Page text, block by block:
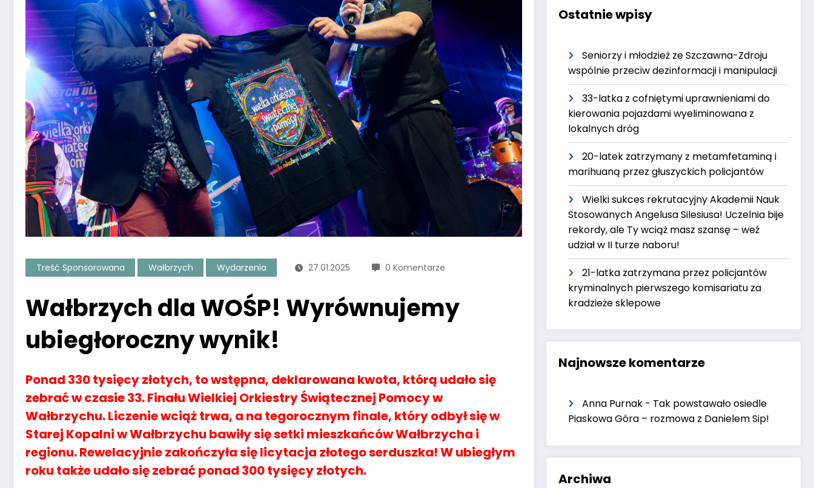
Treść Sponsorowana Wałbrzych Wydarzenia 27.01.2025 0 Komentarze
Wałbrzych dla WOŚP! Wyrównujemy
ubiegłoroczny wynik!
Ponad 330 tysięcy złotych, to wstępna, deklarowana kwota, którą udało się
zebrać w czasie 33. Finału Wielkiej Orkiestry Świątecznej Pomocy w
Wałbrzychu. Liczenie wciąż trwa, a na tegorocznym finale, który odbył się w
Starej Kopalni w Wałbrzychu bawiły się setki mieszkańców Wałbrzycha i
regionu. Rewelacyjnie zakończyła się licytacja złotego serduszka! W ubiegłym
roku także udało się zebrać ponad 300 tysięcy złotych.
Ostatnie wpisy
Seniorzy i młodzież ze Szczawna-Zdroju
wspólnie przeciw dezinformacji i manipulacji
33-latka z cofniętymi uprawnieniami do
kierowania pojazdami wyeliminowana z
lokalnych dróg
20-latek zatrzymany z metamfetaminą i
marihuaną przez głuszyckich policjantów
Wielki sukces rekrutacyjny Akademii Nauk
Stosowanych Angelusa Silesiusa! Uczelnia bije
rekordy, ale Ty wciąż masz szansę – weź
udział w II turze naboru!
21-latka zatrzymana przez policjantów
kryminalnych pierwszego komisariatu za
kradzieże sklepowe
Najnowsze komentarze
Anna Purnak - Tak powstawało osiedle
Piaskowa Góra – rozmowa z Danielem Sip!
Archiwa